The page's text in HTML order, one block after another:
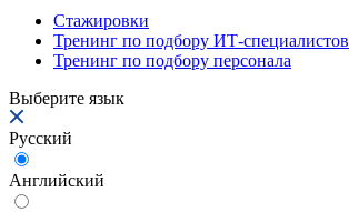
Стажировки
Тренинг по подбору ИТ-специалистов
Тренинг по подбору персонала
Выберите язык
Русский
Английский